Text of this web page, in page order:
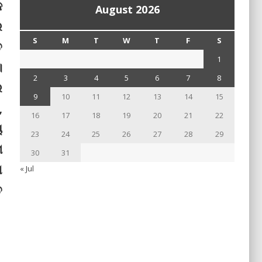
August 2026
S M T W T F
S
1
2
3 4 5 6 7
8
9
10 11 12 13 14
15
16
17 18 19 20 21
22
23
24 25 26 27 28
29
30
31
« Jul